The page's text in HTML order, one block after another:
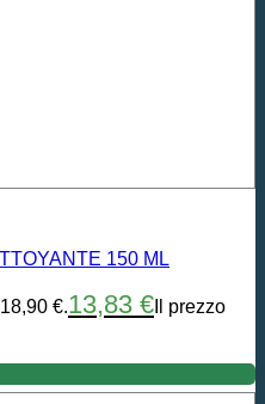
150 ML
€.13,83 € Il prezzo